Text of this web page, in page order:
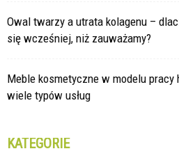
Owal twarzy a utrata kolagenu –
się wcześniej, niż zauważamy?
Meble kosmetyczne w modelu
wiele typów usług
KATEGORIE